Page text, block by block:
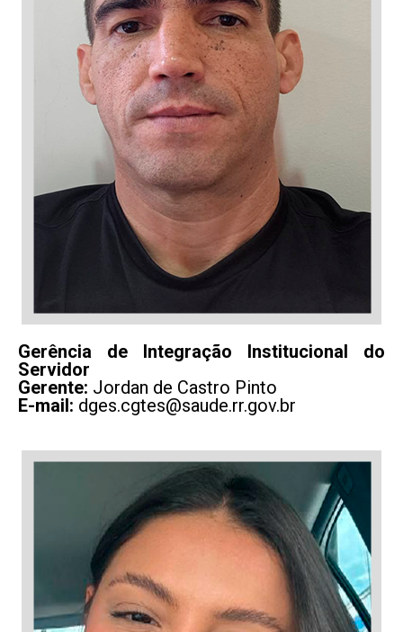
Gerência de Integração Institucional do
Servidor
Gerente: Jordan de Castro Pinto
E-mail: dges.cgtes@saude.rr.gov.br